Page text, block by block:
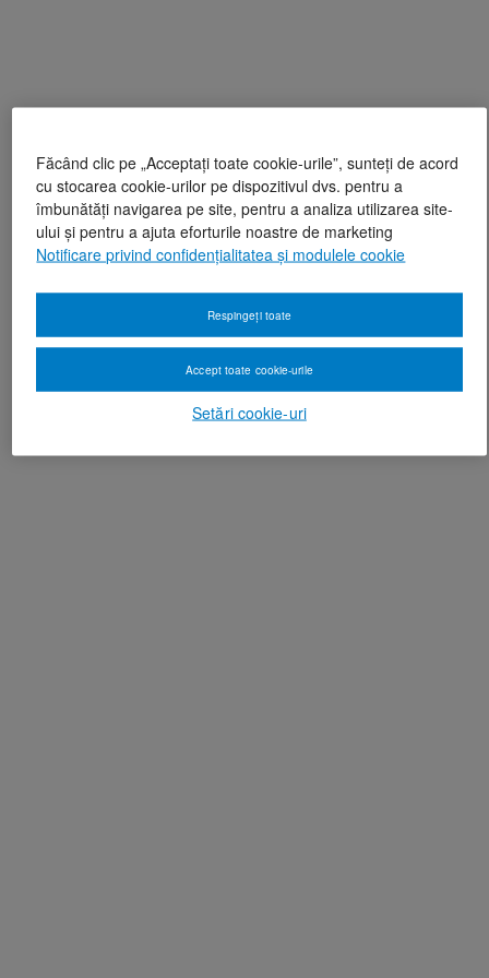
Făcând clic pe „Acceptați toate cookie-urile”, sunteți de acord
cu stocarea cookie-urilor pe dispozitivul dvs. pentru a
îmbunătăți navigarea pe site, pentru a analiza utilizarea site-
ului și pentru a ajuta eforturile noastre de marketing
Notificare privind confidențialitatea și modulele cookie
Setări cookie-uri
Respingeți toate
Accept toate cookie-urile